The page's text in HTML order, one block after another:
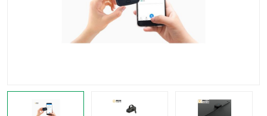
神经营销与消费行为实验 车俩与驾驶模拟